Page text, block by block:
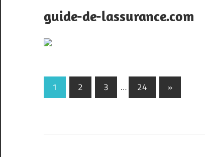
guide-de-lassurance.com
Pagination
des
1 2 3 … 24
Next
Posts
»